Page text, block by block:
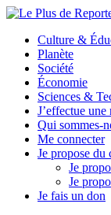
Culture &
Planète
Société
Économie
Sciences &
J’effectue une
Qui sommes-
Me connecter
Je propose du
Je
Je
Je fais un don